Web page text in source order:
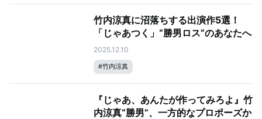
竹内涼真に沼落ちする出演作5選！
「じゃあつく」“勝男ロス”のあなたへ
2025.12.10
#竹内涼真
『じゃあ、あんたが作ってみろよ』竹
内涼真“勝男”、一方的なプロポーズか